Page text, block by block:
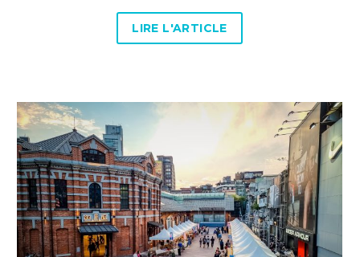
LIRE L'ARTICLE
Taipei
entre
tradition
et
modernité
:
balade
de